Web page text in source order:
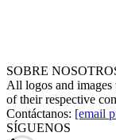
SOBRE
All logos and images
of their respective
Contáctanos: [email
SÍGUENOS